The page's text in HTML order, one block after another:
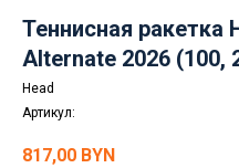
Теннисная ракетка
Alternate 2026 (100,
Head
Артикул:
817,00 BYN